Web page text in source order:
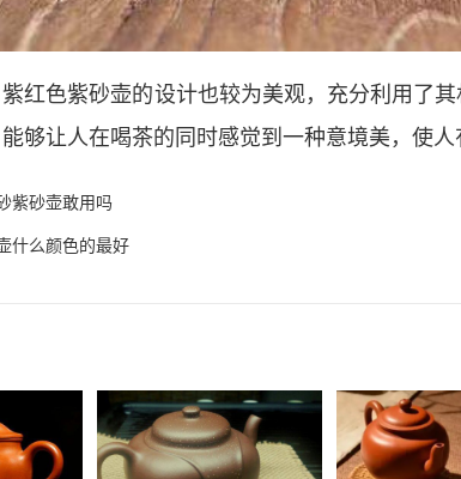
红色紫砂壶的设计也较为美观，充分利用了
够让人在喝茶的同时感觉到一种意境美，使人
紫砂壶敢用吗
什么颜色的最好